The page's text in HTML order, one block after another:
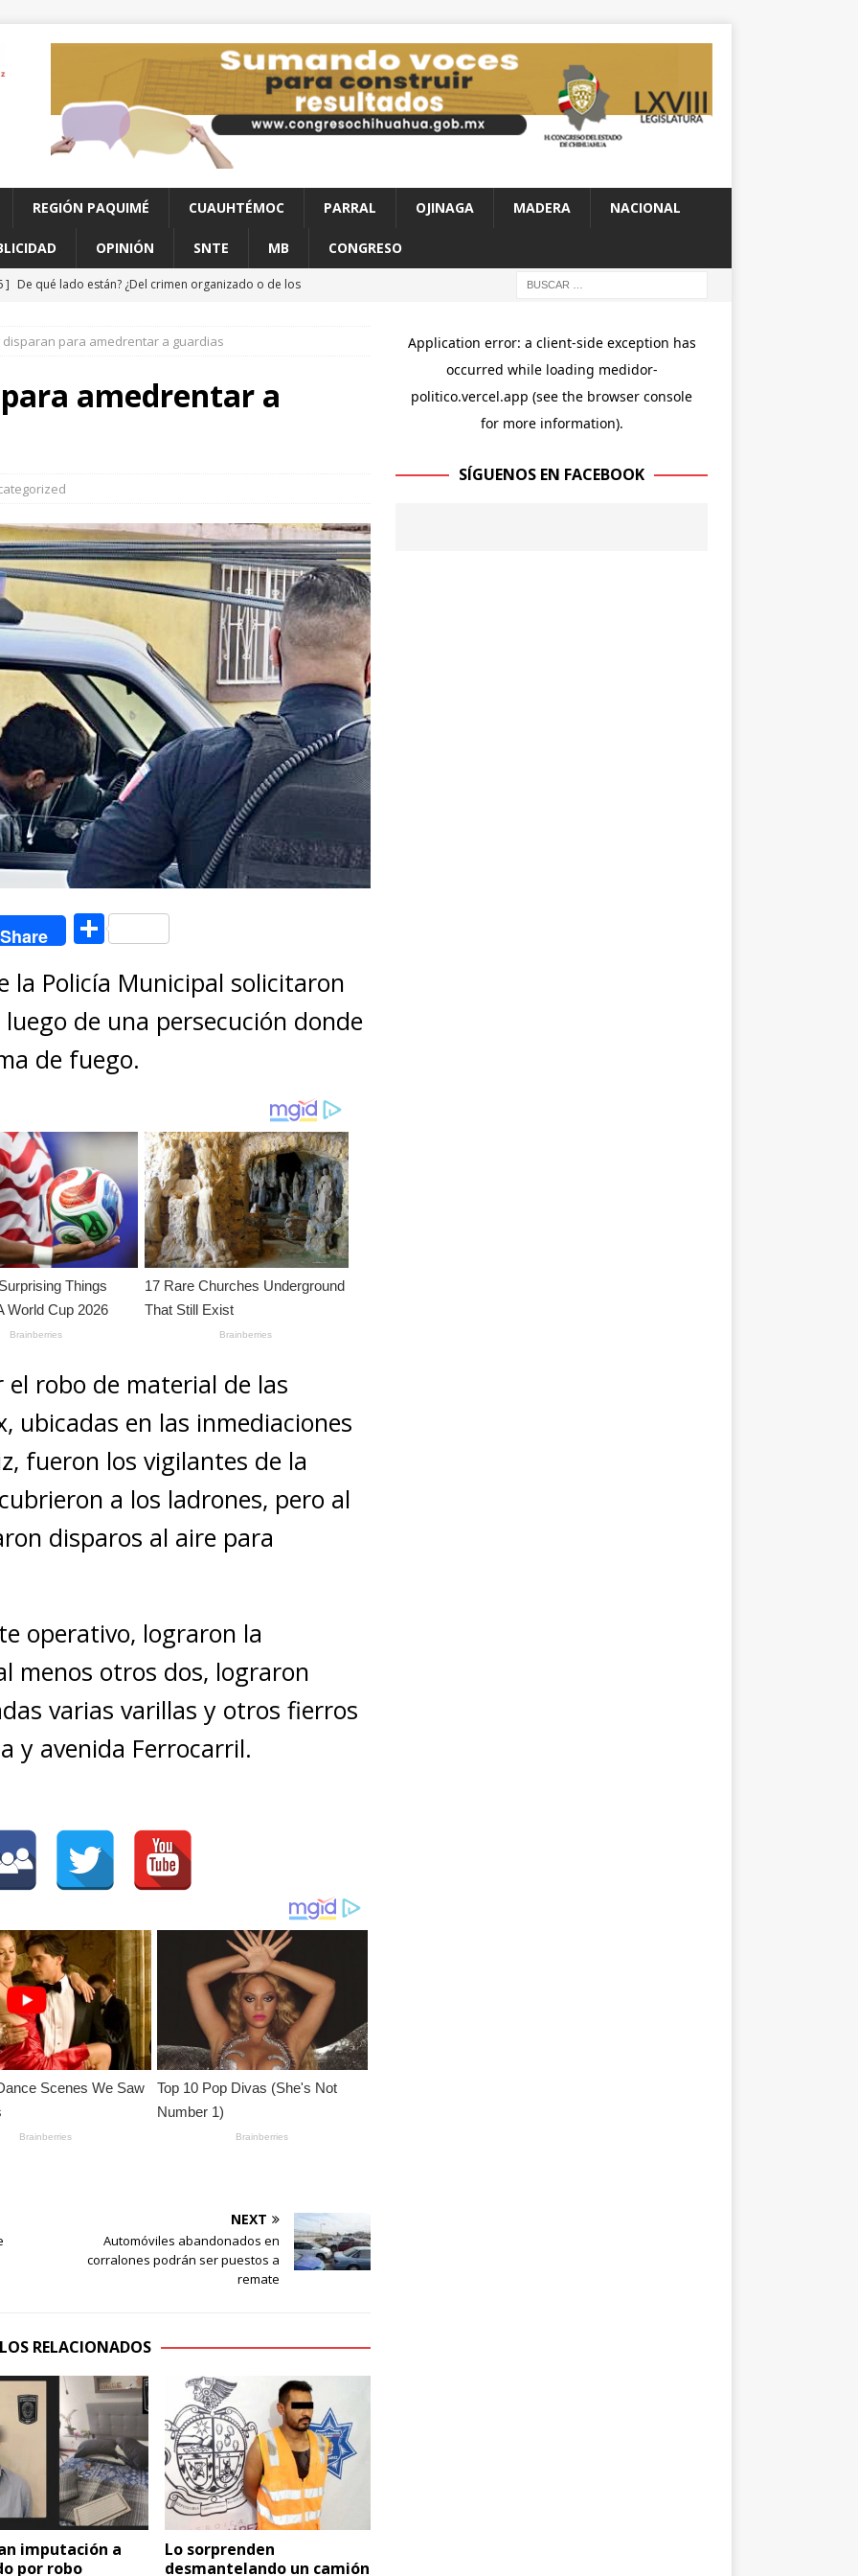
REGIÓN PAQUIMÉ CUAUHTÉMOC PARRAL OJINAGA MADERA NACIONAL
OPINIÓN SNTE MB CONGRESO
] De qué lado están? ¿Del crimen organizado o de los
] Exceso de velocidad y presunto estado de ebriedad terminan
]
educativo
CHIHUAHUA
] Canaco reconoce la trayectoria de comerciantes y destaca su
economía
disparan para amedrentar a guardias
amedrentar a
Share C
m
p
ar
ti
la Policía Municipal solicitaron
de una persecución donde
de fuego.
robo de material de las
ubicadas en las inmediaciones
fueron los vigilantes de la
a los ladrones, pero al
disparos al aire para
operativo, lograron la
menos otros dos, lograron
varias varillas y otros fierros
y avenida Ferrocarril.
NEXT
Automóviles abandonados en
corralones podrán ser puestos a
remate
RELACIONADOS
imputación a
por robo
Lo sorprenden
desmantelando un camión
SÍGUENOS EN FACEBOOK